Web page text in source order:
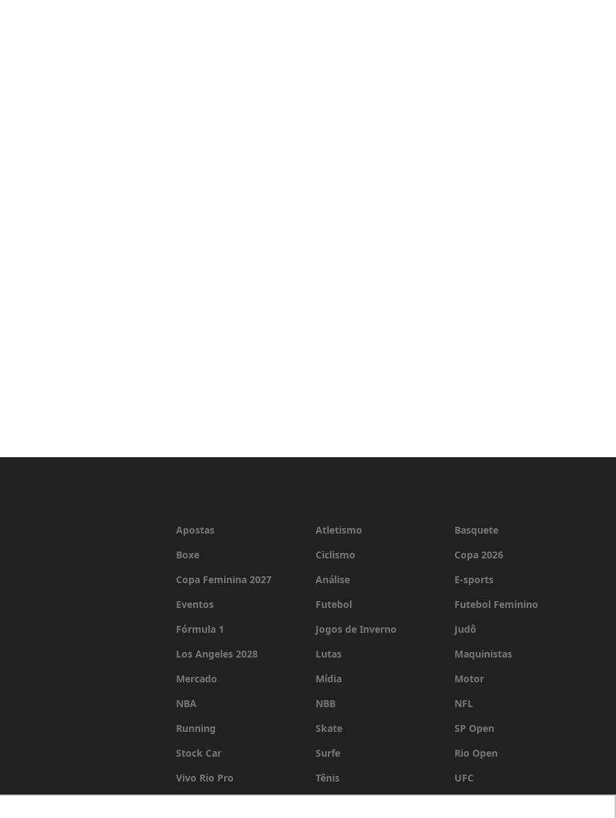
Apostas Atletismo
Basquete
Boxe
Ciclismo
Copa 2026
Copa Feminina 2027
Análise
E-sports
Eventos
Futebol
Futebol Feminino
Fórmula 1
Jogos de Inverno
Judô
Los Angeles 2028
Lutas
Maquinistas
Mercado
Mídia
Motor
NBA
NBB
NFL
Running
Skate
SP Open
Stock Car
Surfe
Rio Open
Vivo Rio Pro
Tênis
UFC